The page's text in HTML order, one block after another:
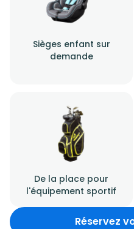
Sièges enfant sur
demande
De la place pour
l'équipement sportif
Réservez